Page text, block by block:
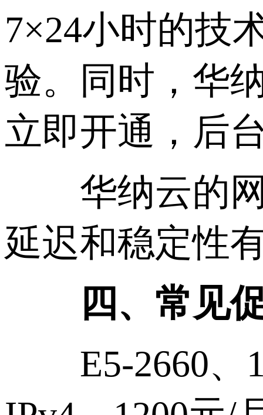
7×24小时的技
验。同时，华
立即开通，后
华纳云的网
延迟和稳定性
四、常见促
E5-2660、